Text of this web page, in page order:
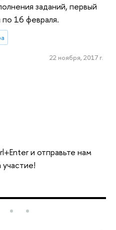
заданий, первый
16 февраля.
22 ноября, 2017 г.
и отправьте нам